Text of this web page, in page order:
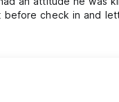
check in and
a hours and he
place is good for 1